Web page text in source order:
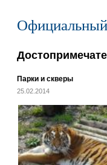
Парки и скверы
25.02.2014